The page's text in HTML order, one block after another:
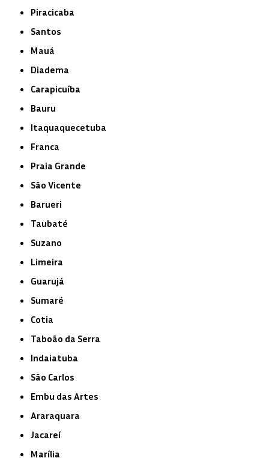
Piracicaba
Santos
Mauá
Diadema
Carapicuíba
Bauru
Itaquaquecetuba
Franca
Praia Grande
São Vicente
Barueri
Taubaté
Suzano
Limeira
Guarujá
Sumaré
Cotia
Taboão da Serra
Indaiatuba
São Carlos
Embu das Artes
Araraquara
Jacareí
Marília